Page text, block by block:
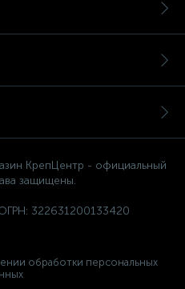
КрепЦентр - официальный
защищены.
322631200133420
обработки персональных